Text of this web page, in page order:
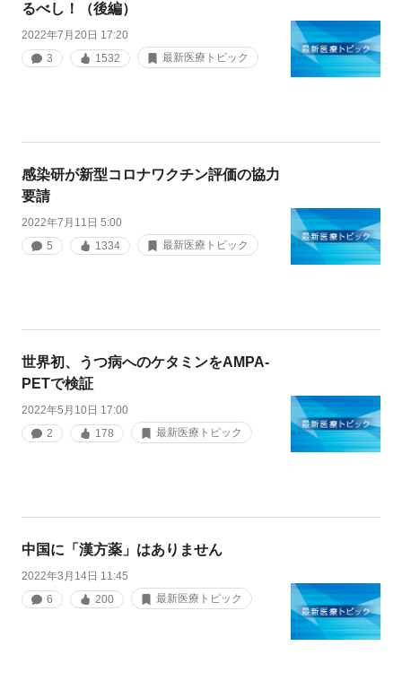
るべし！（後編）
2022年7月20日 17:20
3
1532 最新医療トピック
感染研が新型コロナワクチン評価の協力
要請
2022年7月11日 5:00
5
1334 最新医療トピック
世界初、うつ病へのケタミンをAMPA-
PETで検証
2022年5月10日 17:00
2
178 最新医療トピック
中国に「漢方薬」はありません
2022年3月14日 11:45
6
200 最新医療トピック